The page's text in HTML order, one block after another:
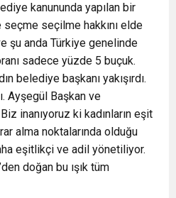
kanununda yapılan bir
seçilme hakkını elde
şu anda Türkiye genelinde
sadece yüzde 5 buçuk.
belediye başkanı yakışırdı.
Ayşegül Başkan ve
inanıyoruz ki kadınların eşit
alma noktalarında olduğu
eşitlikçi ve adil yönetiliyor.
doğan bu ışık tüm